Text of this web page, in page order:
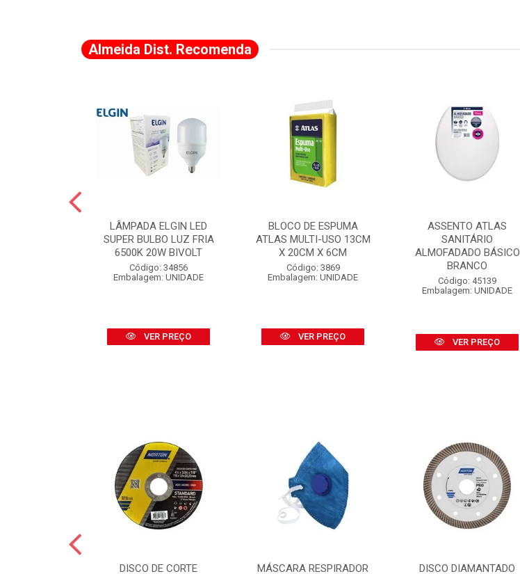
Almeida Dist. Recomenda
LÂMPADA ELGIN LED
SUPER BULBO LUZ FRIA
6500K 20W BIVOLT
Código: 34856
Embalagem: UNIDADE
VER PREÇO
BLOCO DE ESPUMA
ATLAS MULTI-USO 13CM
X 20CM X 6CM
Código: 3869
Embalagem: UNIDADE
VER PREÇO
ASSENTO ATLAS
SANITÁRIO
ALMOFADADO BÁSICO
BRANCO
Código: 45139
Embalagem: UNIDADE
VER PREÇO
DISCO DE CORTE MÁSCARA RESPIRADOR DISCO DIAMANTADO